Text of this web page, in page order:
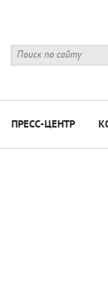
ПРЕСС-ЦЕНТР